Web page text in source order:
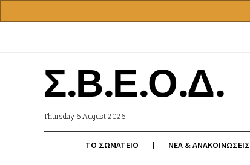
Σ.Β.Ε.Ο.Δ.
Thursday 6 August 2026
ΤΟ ΣΩΜΑΤΕΙΟ ΝΕΑ & ΑΝΑΚΟΙΝΩΣΕΙΣ